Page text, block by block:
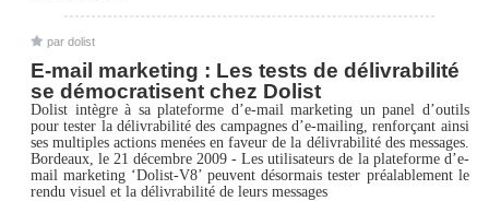
par dolist
E-mail marketing : Les tests de délivrabilité
se démocratisent chez Dolist
Dolist intègre à sa plateforme d’e-mail marketing un panel d’outils
pour tester la délivrabilité des campagnes d’e-mailing, renforçant ainsi
ses multiples actions menées en faveur de la délivrabilité des messages.
Bordeaux, le 21 décembre 2009 - Les utilisateurs de la plateforme d’e-
mail marketing ‘Dolist-V8’ peuvent désormais tester préalablement le
rendu visuel et la délivrabilité de leurs messages